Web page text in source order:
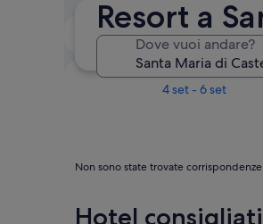
Resort a
Dove vuoi andare?
Il prossimo fine
14 ago - 16 ago
Tra un mese
4 set - 6 set
Non sono state trovate
Hotel